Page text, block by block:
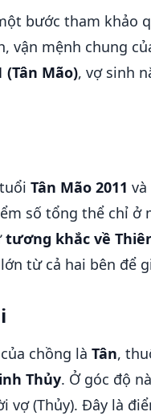
bước tham khảo
vận mệnh chung
(Tân Mão), vợ sinh
Tân Mão 2011 và
số tổng thể chỉ ở
tương khắc về
từ cả hai bên để
chồng là Tân,
Thủy. Ở góc độ
vợ (Thủy). Đây là